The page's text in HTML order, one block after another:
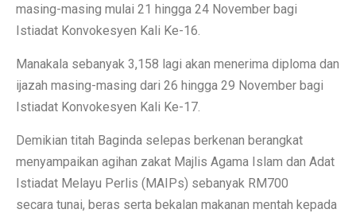
masing-masing mulai 21 hingga 24 November bagi
Istiadat Konvokesyen Kali Ke-16.
Manakala sebanyak 3,158 lagi akan menerima diploma dan
ijazah masing-masing dari 26 hingga 29 November bagi
Istiadat Konvokesyen Kali Ke-17.
Demikian titah Baginda selepas berkenan berangkat
menyampaikan agihan zakat Majlis Agama Islam dan Adat
Istiadat Melayu Perlis (MAIPs) sebanyak RM700
secara tunai, beras serta bekalan makanan mentah kepada